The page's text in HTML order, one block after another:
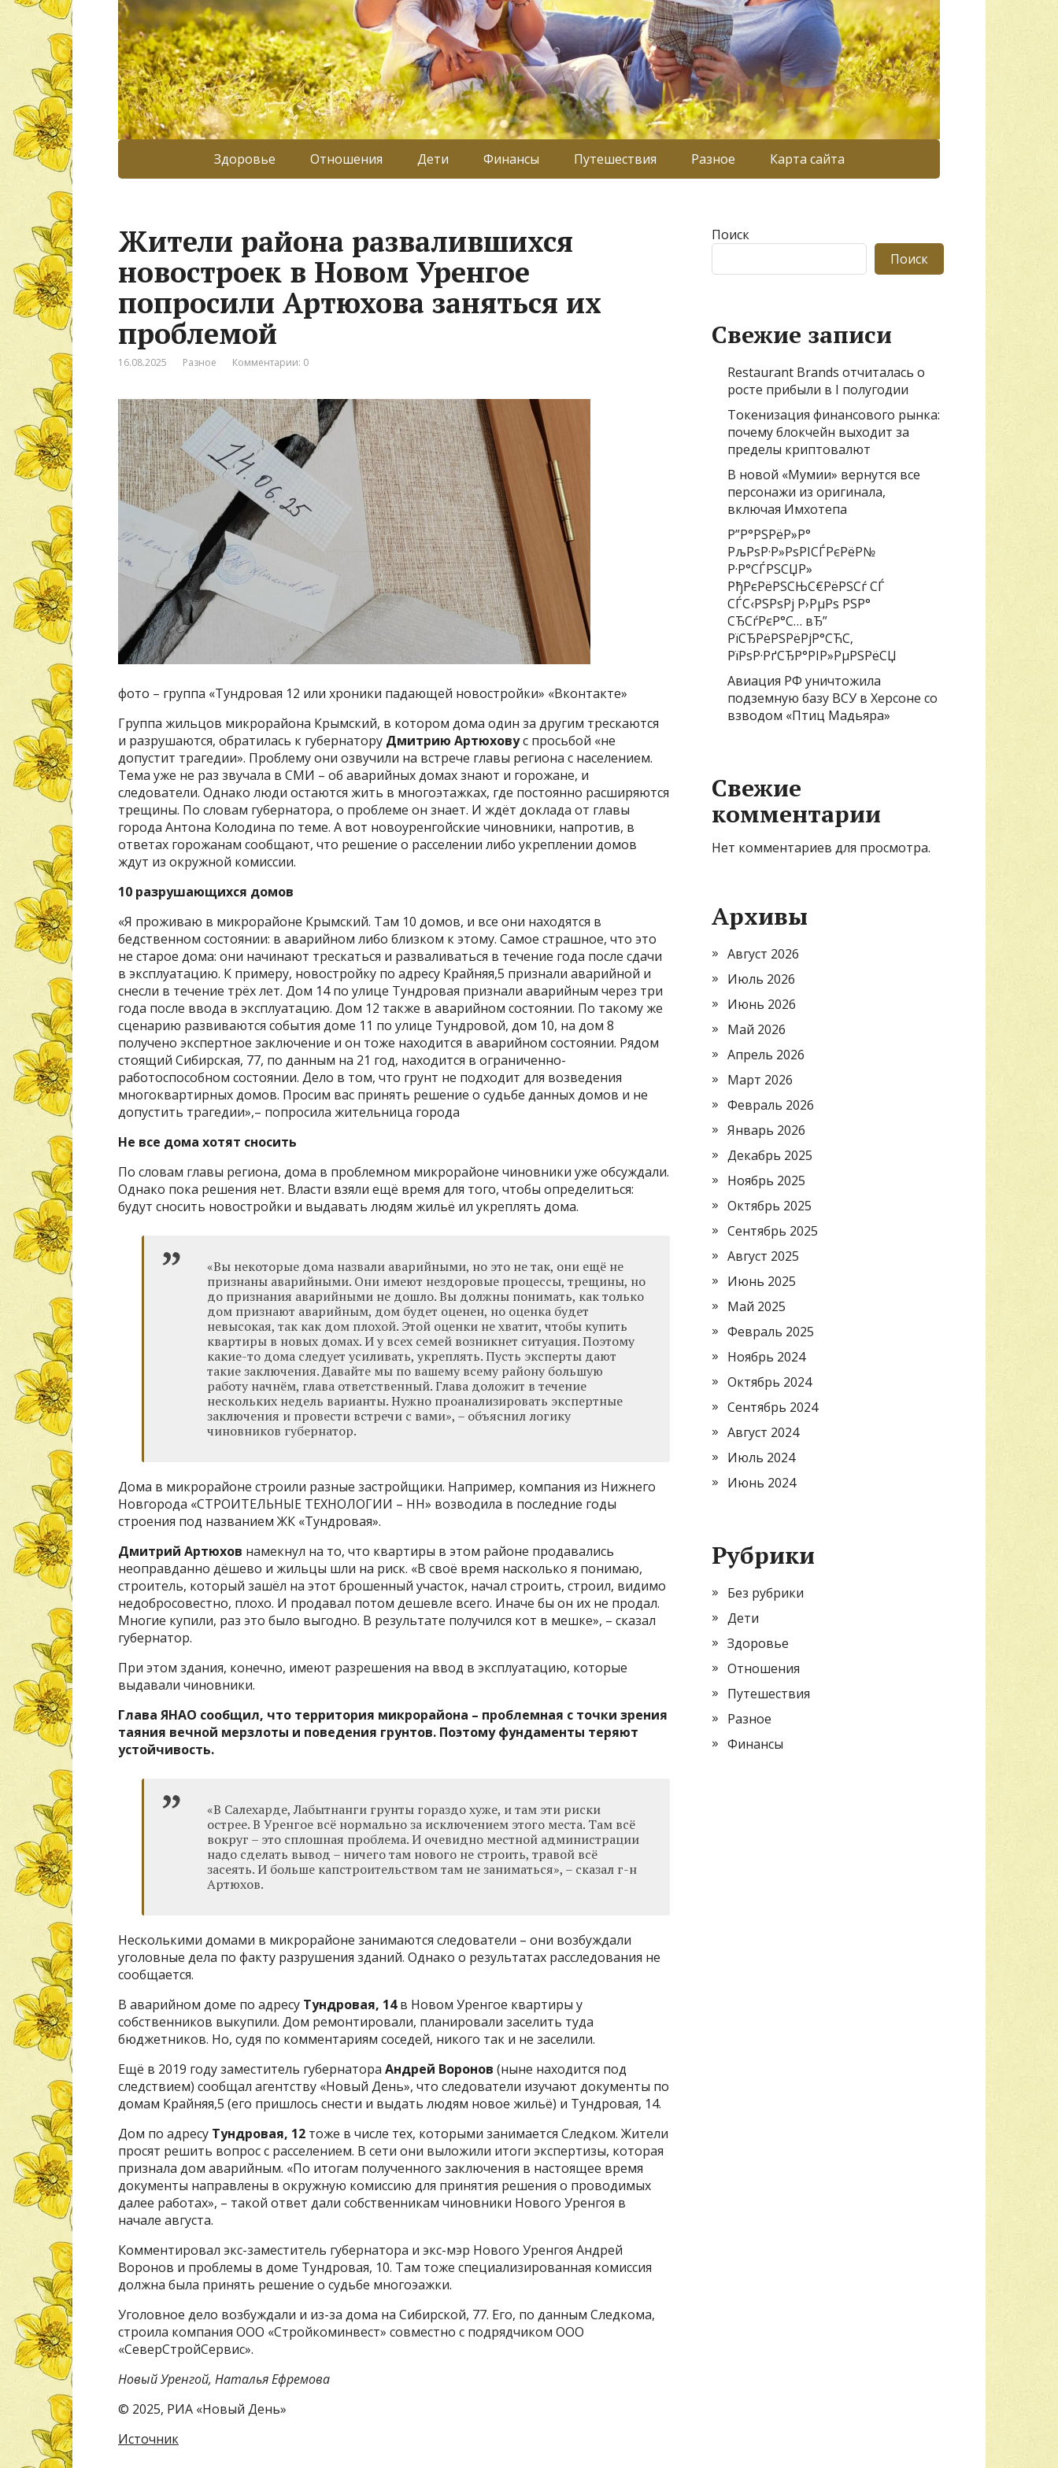
Здоровье Отношения Дети Финансы Путешествия Разное Карта сайта
Жители района развалившихся
новостроек в Новом Уренгое
попросили Артюхова заняться их
проблемой
16.08.2025 Разное Комментарии: 0
фото – группа «Тундровая 12 или хроники падающей новостройки» «Вконтакте»
Группа жильцов микрорайона Крымский, в котором дома один за другим трескаются
и разрушаются, обратилась к губернатору Дмитрию Артюховус просьбой «не
допустит трагедии». Проблему они озвучили на встрече главы региона с населением.
Тема уже не раз звучала в СМИ – об аварийных домах знают и горожане, и
следователи. Однако люди остаются жить в многоэтажках, где постоянно расширяются
трещины. По словам губернатора, о проблеме он знает. И ждёт доклада от главы
города Антона Колодина по теме. А вот новоуренгойские чиновники, напротив, в
ответах горожанам сообщают, что решение о расселении либо укреплении домов
ждут из окружной комиссии.
10 разрушающихся домов
«Я проживаю в микрорайоне Крымский. Там 10 домов, и все они находятся в
бедственном состоянии: в аварийном либо близком к этому. Самое страшное, что это
не старое дома: они начинают трескаться и разваливаться в течение года после сдачи
в эксплуатацию. К примеру, новостройку по адресу Крайняя,5 признали аварийной и
снесли в течение трёх лет. Дом 14 по улице Тундровая признали аварийным через три
года после ввода в эксплуатацию. Дом 12 также в аварийном состоянии. По такому же
сценарию развиваются события доме 11 по улице Тундровой, дом 10, на дом 8
получено экспертное заключение и он тоже находится в аварийном состоянии. Рядом
стоящий Сибирская, 77, по данным на 21 год, находится в ограниченно-
работоспособном состоянии. Дело в том, что грунт не подходит для возведения
многоквартирных домов. Просим вас принять решение о судьбе данных домов и не
допустить трагедии»,– попросила жительница города
Не все дома хотят сносить
По словам главы региона, дома в проблемном микрорайоне чиновники уже обсуждали.
Однако пока решения нет. Власти взяли ещё время для того, чтобы определиться:
будут сносить новостройки и выдавать людям жильё ил укреплять дома.
«Вы некоторые дома назвали аварийными, но это не так, они ещё не
признаны аварийными. Они имеют нездоровые процессы, трещины, но
до признания аварийными не дошло. Вы должны понимать, как только
дом признают аварийным, дом будет оценен, но оценка будет
невысокая, так как дом плохой. Этой оценки не хватит, чтобы купить
квартиры в новых домах. И у всех семей возникнет ситуация. Поэтому
какие-то дома следует усиливать, укреплять. Пусть эксперты дают
такие заключения. Давайте мы по вашему всему району большую
работу начнём, глава ответственный. Глава доложит в течение
нескольких недель варианты. Нужно проанализировать экспертные
заключения и провести встречи с вами», – объяснил логику
чиновников губернатор.
Дома в микрорайоне строили разные застройщики. Например, компания из Нижнего
Новгорода «СТРОИТЕЛЬНЫЕ ТЕХНОЛОГИИ – НН» возводила в последние годы
строения под названием ЖК «Тундровая».
Дмитрий Артюхов намекнул на то, что квартиры в этом районе продавались
неоправданно дёшево и жильцы шли на риск. «В своё время насколько я понимаю,
строитель, который зашёл на этот брошенный участок, начал строить, строил, видимо
недобросовестно, плохо. И продавал потом дешевле всего. Иначе бы он их не продал.
Многие купили, раз это было выгодно. В результате получился кот в мешке», – сказал
губернатор.
При этом здания, конечно, имеют разрешения на ввод в эксплуатацию, которые
выдавали чиновники.
Глава ЯНАО сообщил, что территория микрорайона – проблемная с точки зрения
таяния вечной мерзлоты и поведения грунтов. Поэтому фундаменты теряют
устойчивость.
«В Салехарде, Лабытнанги грунты гораздо хуже, и там эти риски
острее. В Уренгое всё нормально за исключением этого места. Там всё
вокруг – это сплошная проблема. И очевидно местной администрации
надо сделать вывод – ничего там нового не строить, травой всё
засеять. И больше капстроительством там не заниматься», – сказал г-н
Артюхов.
Несколькими домами в микрорайоне занимаются следователи – они возбуждали
уголовные дела по факту разрушения зданий. Однако о результатах расследования не
сообщается.
В аварийном доме по адресу Тундровая, 14в Новом Уренгое квартиры у
собственников выкупили. Дом ремонтировали, планировали заселить туда
бюджетников. Но, судя по комментариям соседей, никого так и не заселили.
Ещё в 2019 году заместитель губернатора Андрей Воронов (ныне находится под
следствием) сообщал агентству «Новый День», что следователи изучают документы по
домам Крайняя,5 (его пришлось снести и выдать людям новое жильё) и Тундровая, 14.
Дом по адресу Тундровая, 12 тоже в числе тех, которыми занимается Следком. Жители
просят решить вопрос с расселением. В сети они выложили итоги экспертизы, которая
признала дом аварийным. «По итогам полученного заключения в настоящее время
документы направлены в окружную комиссию для принятия решения о проводимых
далее работах», – такой ответ дали собственникам чиновники Нового Уренгоя в
начале августа.
Комментировал экс-заместитель губернатора и экс-мэр Нового Уренгоя Андрей
Воронов и проблемы в доме Тундровая, 10. Там тоже специализированная комиссия
должна была принять решение о судьбе многоэажки.
Уголовное дело возбуждали и из-за дома на Сибирской, 77. Его, по данным Следкома,
строила компания ООО «Стройкоминвест» совместно с подрядчиком ООО
«СеверСтройСервис».
Новый Уренгой, Наталья Ефремова
© 2025, РИА «Новый День»
Источник
Поиск
Поиск
Свежие записи
Restaurant Brands отчиталась о
росте прибыли в I полугодии
Токенизация финансового рынка:
почему блокчейн выходит за
пределы криптовалют
В новой «Мумии» вернутся все
персонажи из оригинала,
включая Имхотепа
Р”Р°РЅРёР»Р°
РљРѕР·Р»РѕРІСЃРєРёР№
Р·Р°СЃРЅСЏР»
РђРєРёРЅСЊС€РёРЅСѓ СЃ
СЃС‹РЅРѕРј Р›РµРѕ РЅР°
СЂСѓРєР°С… вЂ”
РїСЂРёРЅРёРјР°СЋС‚
РїРѕР·РґСЂР°РІР»РµРЅРёСЏ
Авиация РФ уничтожила
подземную базу ВСУ в Херсоне со
взводом «Птиц Мадьяра»
Свежие
комментарии
Нет комментариев для просмотра.
Архивы
Август 2026
Июль 2026
Июнь 2026
Май 2026
Апрель 2026
Март 2026
Февраль 2026
Январь 2026
Декабрь 2025
Ноябрь 2025
Октябрь 2025
Сентябрь 2025
Август 2025
Июнь 2025
Май 2025
Февраль 2025
Ноябрь 2024
Октябрь 2024
Сентябрь 2024
Август 2024
Июль 2024
Июнь 2024
Рубрики
Без рубрики
Дети
Здоровье
Отношения
Путешествия
Разное
Финансы